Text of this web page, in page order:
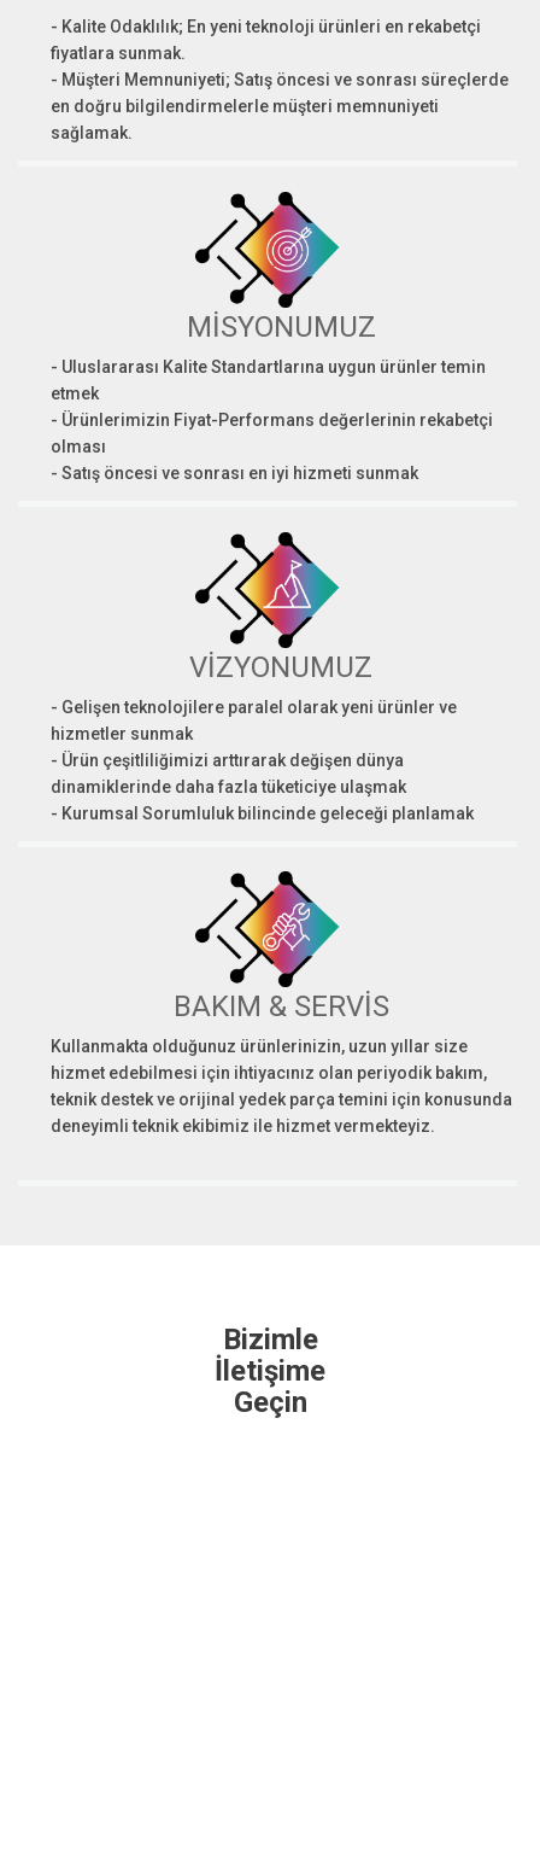
- Kalite Odaklılık; En yeni teknoloji ürünleri en rekabetçi
fiyatlara sunmak.
- Müşteri Memnuniyeti; Satış öncesi ve sonrası süreçlerde
en doğru bilgilendirmelerle müşteri memnuniyeti
sağlamak.
MİSYONUMUZ
- Uluslararası Kalite Standartlarına uygun ürünler temin
etmek
- Ürünlerimizin Fiyat-Performans değerlerinin rekabetçi
olması
- Satış öncesi ve sonrası en iyi hizmeti sunmak
VİZYONUMUZ
- Gelişen teknolojilere paralel olarak yeni ürünler ve
hizmetler sunmak
- Ürün çeşitliliğimizi arttırarak değişen dünya
dinamiklerinde daha fazla tüketiciye ulaşmak
- Kurumsal Sorumluluk bilincinde geleceği planlamak
BAKIM & SERVİS
Kullanmakta olduğunuz ürünlerinizin, uzun yıllar size
hizmet edebilmesi için ihtiyacınız olan periyodik bakım,
teknik destek ve orijinal yedek parça temini için konusunda
deneyimli teknik ekibimiz ile hizmet vermekteyiz.
Bizimle
İletişime
Geçin